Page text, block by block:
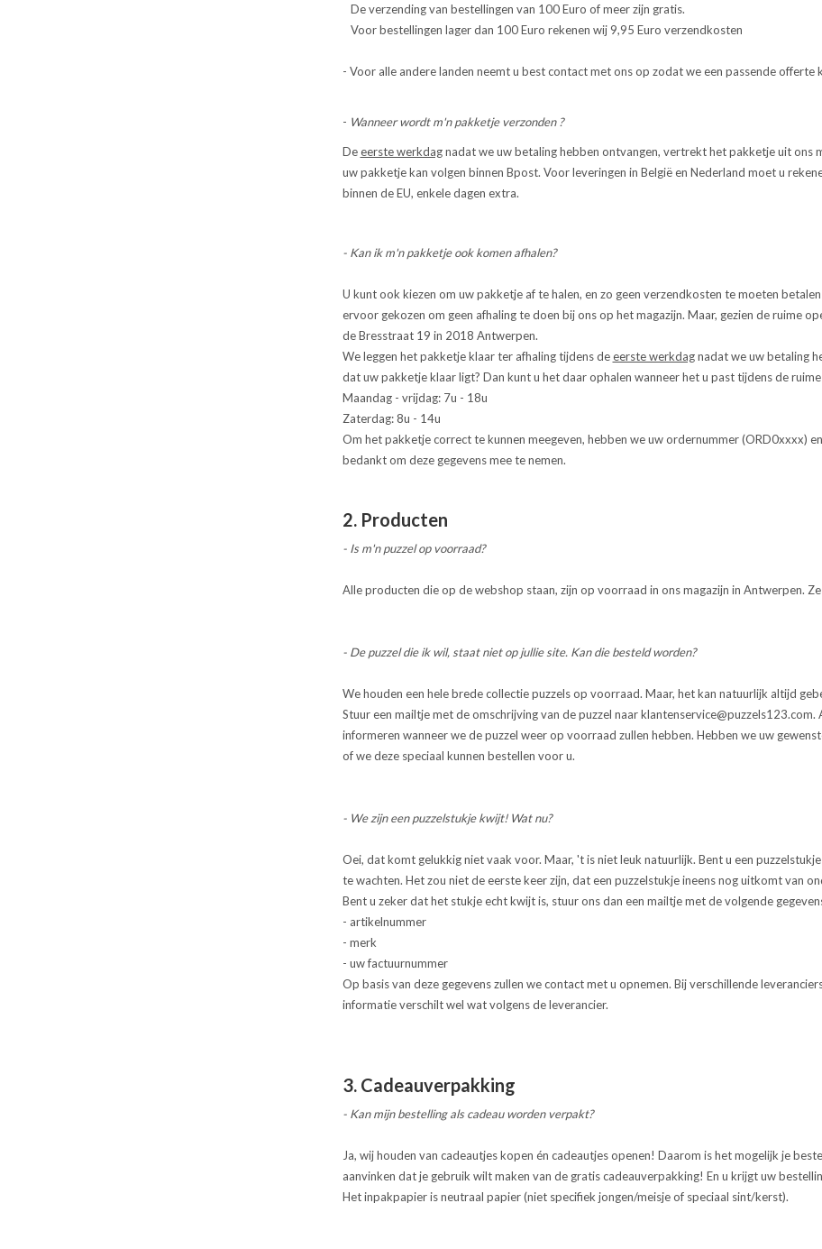
De verzending van bestellingen van 100 Euro of meer zijn gratis.
Voor bestellingen lager dan 100 Euro rekenen wij 9,95 Euro verzendkosten
- Voor alle andere landen neemt u best contact met ons op zodat we een passende offerte
- Wanneer wordt m'n pakketje verzonden ?
Deeerste werkdagnadat we uw betaling hebben ontvangen, vertrekt het pakketje uit ons
uw pakketje kan volgen binnen Bpost. Voor leveringen in België en Nederland moet u
binnen de EU, enkele dagen extra.
- Kan ik m'n pakketje ook komen afhalen?
U kunt ook kiezen om uw pakketje af te halen, en zo geen verzendkosten te moeten
ervoor gekozen om geen afhaling te doen bij ons op het magazijn. Maar, gezien de ruime
de Bresstraat 19 in 2018 Antwerpen.
We leggen het pakketje klaar ter afhaling tijdens deeerste werkdagnadat we uw betaling
dat uw pakketje klaar ligt? Dan kunt u het daar ophalen wanneer het u past tijdens de
Maandag - vrijdag: 7u - 18u
Zaterdag: 8u - 14u
Om het pakketje correct te kunnen meegeven, hebben we uw ordernummer (ORD0xxxx)
bedankt om deze gegevens mee te nemen.
2. Producten
- Is m'n puzzel op voorraad?
Alle producten die op de webshop staan, zijn op voorraad in ons magazijn in Antwerpen.
- De puzzel die ik wil, staat niet op jullie site. Kan die besteld worden?
We houden een hele brede collectie puzzels op voorraad. Maar, het kan natuurlijk altijd
Stuur een mailtje met de omschrijving van de puzzel naarklantenservice@puzzels123.com.
informeren wanneer we de puzzel weer op voorraad zullen hebben. Hebben we uw
of we deze speciaal kunnen bestellen voor u.
- We zijn een puzzelstukje kwijt! Wat nu?
Oei, dat komt gelukkig niet vaak voor. Maar, 't is niet leuk natuurlijk. Bent u een
te wachten. Het zou niet de eerste keer zijn, dat een puzzelstukje ineens nog uitkomt van
Bent u zeker dat het stukje echt kwijt is, stuur ons dan een mailtje met de volgende
- artikelnummer
- merk
- uw factuurnummer
Op basis van deze gegevens zullen we contact met u opnemen. Bij verschillende
informatie verschilt wel wat volgens de leverancier.
3. Cadeauverpakking
- Kan mijn bestelling als cadeau worden verpakt?
Ja, wij houden van cadeautjes kopen én cadeautjes openen! Daarom is het mogelijk je
aanvinken dat je gebruik wilt maken van de gratis cadeauverpakking! En u krijgt uw
Het inpakpapier is neutraal papier (niet specifiek jongen/meisje of speciaal sint/kerst).